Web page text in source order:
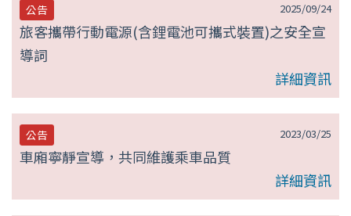
2025/09/24
公告
旅客攜帶行動電源(含鋰電池可攜式裝置)之安全宣
導詞
詳細資訊
2023/03/25
公告
車廂寧靜宣導，共同維護乘車品質
詳細資訊